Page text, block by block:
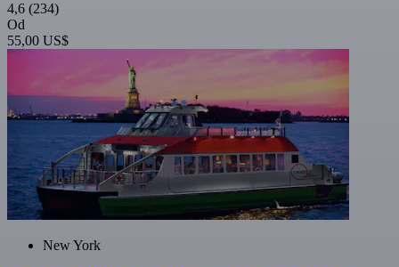
4,6 (234)
Od
55,00 US$
New York